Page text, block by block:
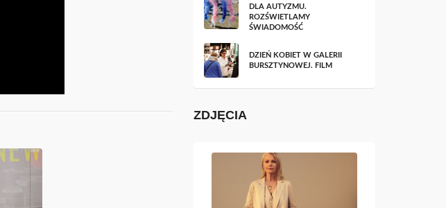
DLA AUTYZMU.
ROZŚWIETLAMY
ŚWIADOMOŚĆ
DZIEŃ KOBIET W GALERII
BURSZTYNOWEJ. FILM
ZDJĘCIA